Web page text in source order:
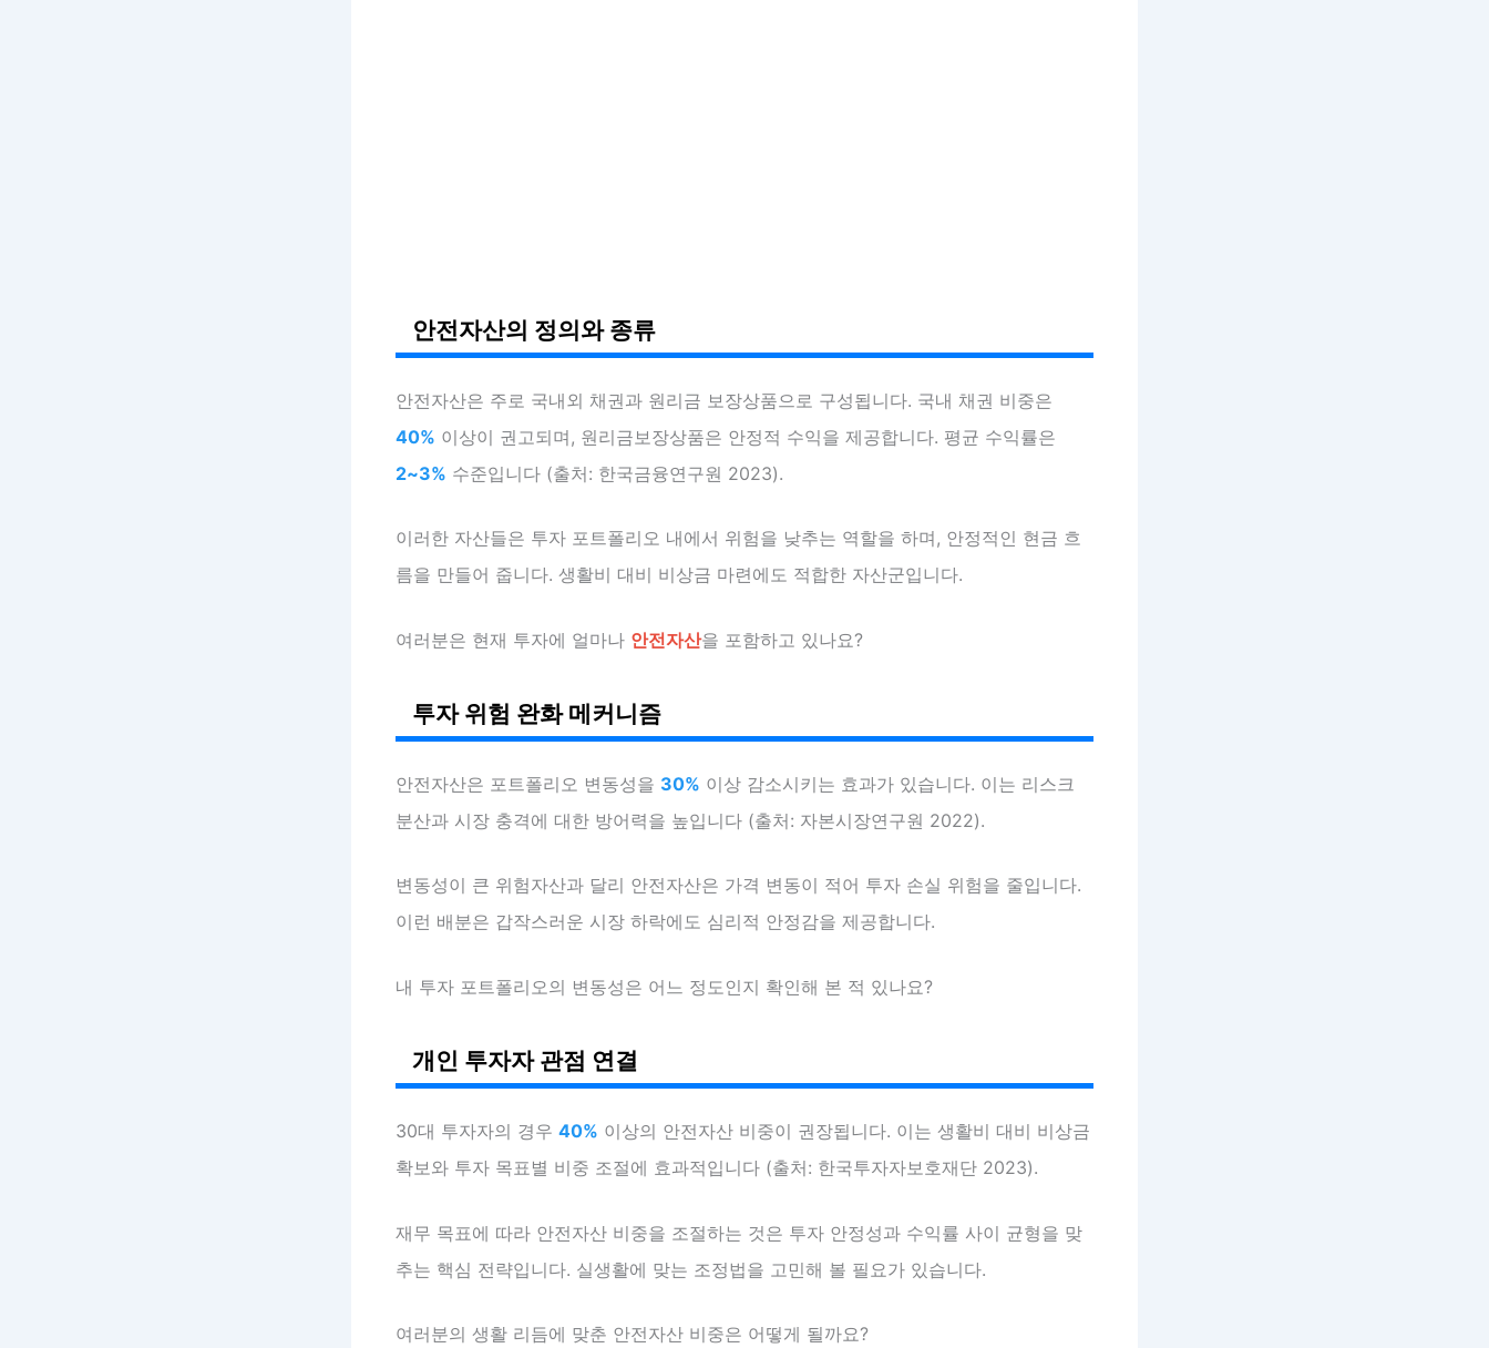
안전자산의 정의와 종류
안전자산은 주로 국내외 채권과 원리금 보장상품으로 구성됩니다. 국내 채권 비중은
40% 이상이 권고되며, 원리금보장상품은 안정적 수익을 제공합니다. 평균 수익률은
2~3% 수준입니다 (출처: 한국금융연구원 2023).
이러한 자산들은 투자 포트폴리오 내에서 위험을 낮추는 역할을 하며, 안정적인 현금 흐
름을 만들어 줍니다. 생활비 대비 비상금 마련에도 적합한 자산군입니다.
여러분은 현재 투자에 얼마나 안전자산을 포함하고 있나요?
투자 위험 완화 메커니즘
안전자산은 포트폴리오 변동성을 30% 이상 감소시키는 효과가 있습니다. 이는 리스크
분산과 시장 충격에 대한 방어력을 높입니다 (출처: 자본시장연구원 2022).
변동성이 큰 위험자산과 달리 안전자산은 가격 변동이 적어 투자 손실 위험을 줄입니다.
이런 배분은 갑작스러운 시장 하락에도 심리적 안정감을 제공합니다.
내 투자 포트폴리오의 변동성은 어느 정도인지 확인해 본 적 있나요?
개인 투자자 관점 연결
30대 투자자의 경우 40% 이상의 안전자산 비중이 권장됩니다. 이는 생활비 대비 비상금
확보와 투자 목표별 비중 조절에 효과적입니다 (출처: 한국투자자보호재단 2023).
재무 목표에 따라 안전자산 비중을 조절하는 것은 투자 안정성과 수익률 사이 균형을 맞
추는 핵심 전략입니다. 실생활에 맞는 조정법을 고민해 볼 필요가 있습니다.
여러분의 생활 리듬에 맞춘 안전자산 비중은 어떻게 될까요?